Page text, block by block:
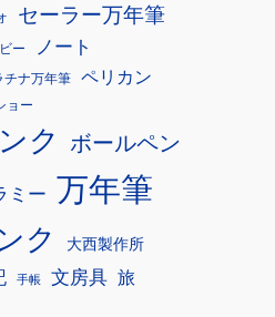
セーラー万年筆
ー
ノート
チナ万年筆 ペリカン
ョー
ク ボールペン
ミー 万年筆
ク
大西製作所
手帳 文房具 旅